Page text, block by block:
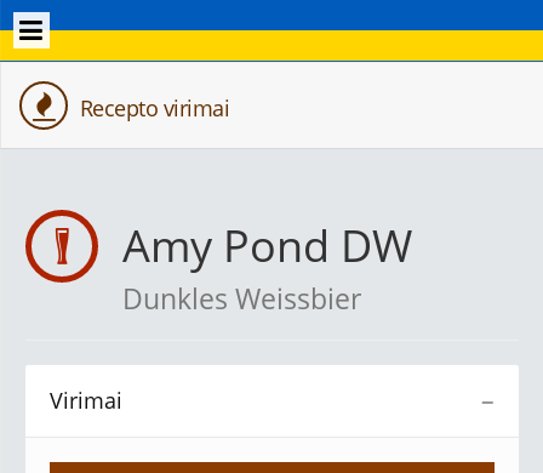
Recepto virimai
Amy Pond DW
Dunkles Weissbier
−
Virimai